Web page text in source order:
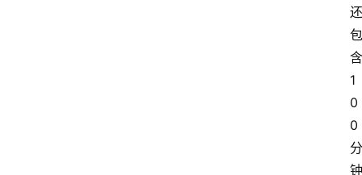
还
包
含
1
0
0
分
钟